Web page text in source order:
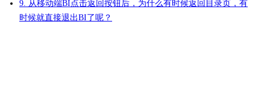
9. 从移动端BI点击返回按钮后，为什么有时候返回目录页，有
时候就直接退出BI了呢？